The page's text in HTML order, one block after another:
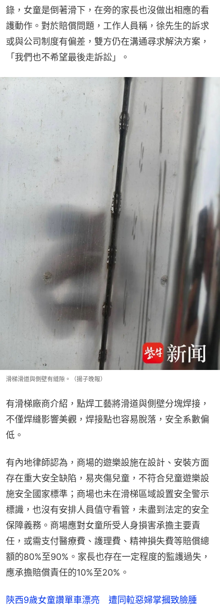
錄，女童是倒著滑下，在旁的家長也沒做出相應的看
護動作。對於賠償問題，工作人員稱，徐先生的訴求
或與公司制度有偏差，雙方仍在溝通尋求解決方案，
「我們也不希望最後走訴訟」。
滑梯滑道與側壁有縫隙。（揚子晚報）
有滑梯廠商介紹，點焊工藝將滑道與側壁分塊焊接，
不僅焊縫影響美觀，焊接點也容易脫落，安全系數偏
低。
有內地律師認為，商場的遊樂設施在設計、安裝方面
存在重大安全缺陷，易夾傷兒童，不符合兒童遊樂設
施安全國家標準；商場也未在滑梯區域設置安全警示
標識，也沒有安排人員值守看管，未盡到法定的安全
保障義務。商場應對女童所受人身損害承擔主要責
任，或需支付醫療費、護理費、精神損失費等賠償總
額的80%至90%。家長也存在一定程度的監護過失，
應承擔賠償責任的10%至20%。
陝西9歲女童讚單車漂亮 遭同𨋢惡婦掌摑致臉腫